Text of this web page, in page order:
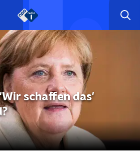
schaffen das'